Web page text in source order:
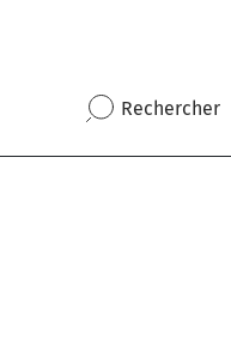
Rechercher